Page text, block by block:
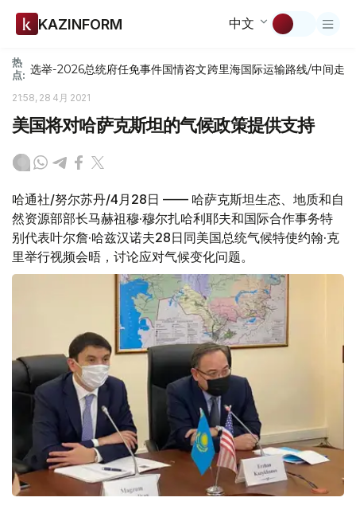
KAZINFORM 中文
热
点: 选举-2026总统府任免事件国情咨文跨里海国际运输路线/中间走廊
21:58, 28 4月 2021
美国将对哈萨克斯坦的气候政策提供支持
哈通社/努尔苏丹/4月28日 —— 哈萨克斯坦生态、地质和自
然资源部部长马赫祖穆·穆尔扎哈利耶夫和国际合作事务特
别代表叶尔詹·哈兹汉诺夫28日同美国总统气候特使约翰·克
里举行视频会晤，讨论应对气候变化问题。